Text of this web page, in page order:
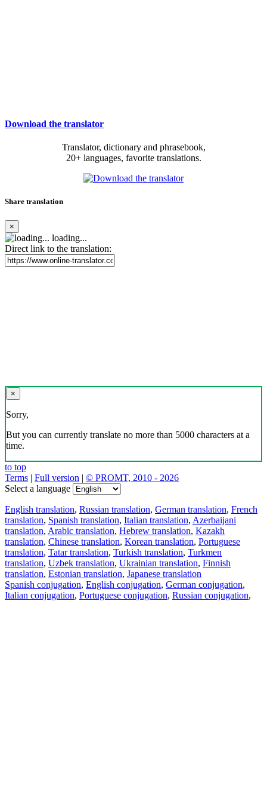
Download the translator
Translator, dictionary and phrasebook,
20+ languages, favorite translations.
Share translation
×
loading...
Direct link to the translation:
×
Sorry,
But you can currently translate no more than 5000 characters at a
time.
to top
Terms | Full version | © PROMT, 2010 - 2026
Select a language
English translation, Russian translation, German translation, French
translation, Spanish translation, Italian translation, Azerbaijani
translation, Arabic translation, Hebrew translation, Kazakh
translation, Chinese translation, Korean translation, Portuguese
translation, Tatar translation, Turkish translation, Turkmen
translation, Uzbek translation, Ukrainian translation, Finnish
translation, Estonian translation, Japanese translation
Spanish conjugation, English conjugation, German conjugation,
Italian conjugation, Portuguese conjugation, Russian conjugation,